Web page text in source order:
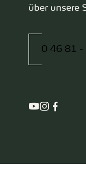
über unsere
0 46 81 -